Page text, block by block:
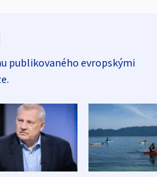
publikovaného evropskými